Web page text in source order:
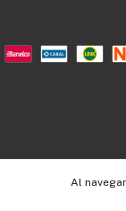
Al
Todos los derechos